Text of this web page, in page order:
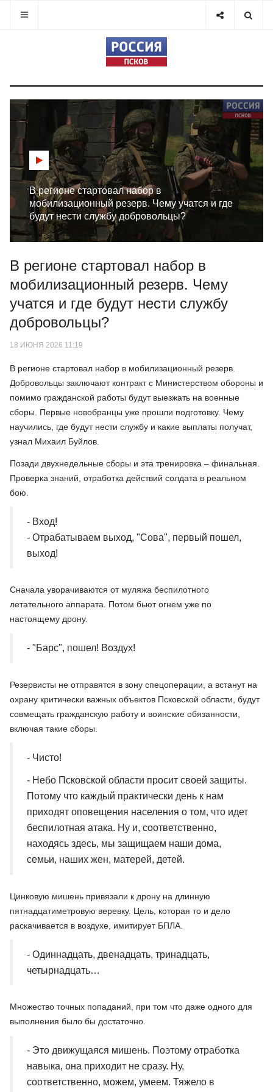
В регионе стартовал набор в
мобилизационный резерв. Чему учатся и где
будут нести службу добровольцы?
В регионе стартовал набор в
мобилизационный резерв. Чему
учатся и где будут нести службу
добровольцы?
18 ИЮНЯ 2026 11:19
В регионе стартовал набор в мобилизационный резерв.
Добровольцы заключают контракт с Министерством обороны и
помимо гражданской работы будут выезжать на военные
сборы. Первые новобранцы уже прошли подготовку. Чему
научились, где будут нести службу и какие выплаты получат,
узнал Михаил Буйлов.
Позади двухнедельные сборы и эта тренировка – финальная.
Проверка знаний, отработка действий солдата в реальном
бою.
- Вход!
- Отрабатываем выход, "Сова", первый пошел,
выход!
Сначала уворачиваются от муляжа беспилотного
летательного аппарата. Потом бьют огнем уже по
настоящему дрону.
- "Барс", пошел! Воздух!
Резервисты не отправятся в зону спецоперации, а встанут на
охрану критически важных объектов Псковской области, будут
совмещать гражданскую работу и воинские обязанности,
включая такие сборы.
- Чисто!
- Небо Псковской области просит своей защиты.
Потому что каждый практически день к нам
приходят оповещения населения о том, что идет
беспилотная атака. Ну и, соответственно,
находясь здесь, мы защищаем наши дома,
семьи, наших жен, матерей, детей.
Цинковую мишень привязали к дрону на длинную
пятнадцатиметровую веревку. Цель, которая то и дело
раскачивается в воздухе, имитирует БПЛА.
- Одиннадцать, двенадцать, тринадцать,
четырнадцать…
Множество точных попаданий, при том что даже одного для
выполнения было бы достаточно.
- Это движущаяся мишень. Поэтому отработка
навыка, она приходит не сразу. Ну,
соответственно, можем, умеем. Тяжело в